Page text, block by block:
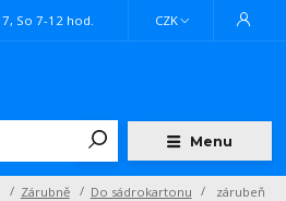
Menu
CZK
So 7-12 hod.
Zárubně Do sádrokartonu
zárubeň